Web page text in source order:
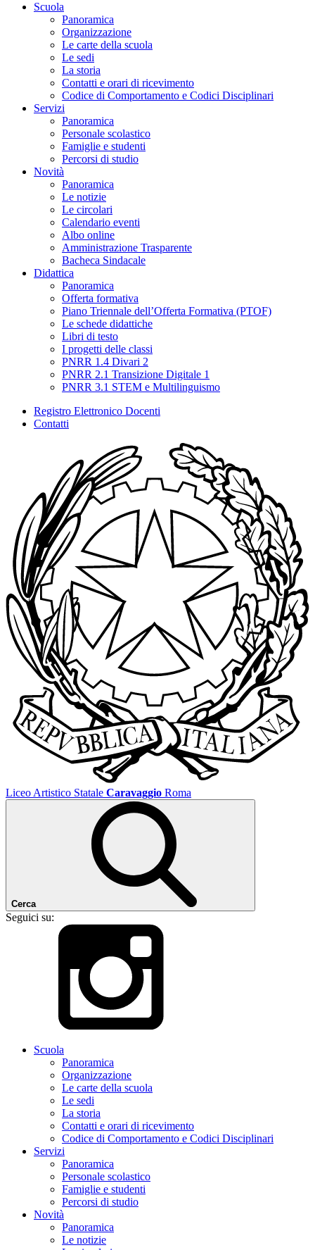
Scuola
Panoramica
Organizzazione
Le carte della scuola
Le sedi
La storia
Contatti e orari di ricevimento
Codice di Comportamento e Codici Disciplinari
Servizi
Panoramica
Personale scolastico
Famiglie e studenti
Percorsi di studio
Novità
Panoramica
Le notizie
Le circolari
Calendario eventi
Albo online
Amministrazione Trasparente
Bacheca Sindacale
Didattica
Panoramica
Offerta formativa
Piano Triennale dell’Offerta Formativa (PTOF)
Le schede didattiche
Libri di testo
I progetti delle classi
PNRR 1.4 Divari 2
PNRR 2.1 Transizione Digitale 1
PNRR 3.1 STEM e Multilinguismo
Registro Elettronico Docenti
Contatti
Liceo Artistico Statale Caravaggio Roma
Cerca
Seguici su:
Scuola
Panoramica
Organizzazione
Le carte della scuola
Le sedi
La storia
Contatti e orari di ricevimento
Codice di Comportamento e Codici Disciplinari
Servizi
Panoramica
Personale scolastico
Famiglie e studenti
Percorsi di studio
Novità
Panoramica
Le notizie